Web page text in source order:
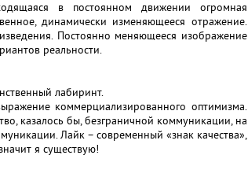
в постоянном движении огромная
динамически изменяющееся отражение.
Постоянно меняющееся изображение
реальности.
лабиринт.
коммерциализированного оптимизма.
казалось бы, безграничной коммуникации, на
Лайк – современный «знак качества»,
я существую!